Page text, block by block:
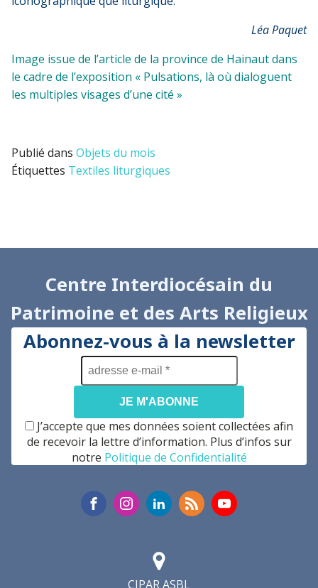
Léa Paquet
Image issue de l’article de la province de Hainaut dans
le cadre de l’exposition « Pulsations, là où dialoguent
les multiples visages d’une cité »
Publié dans Objets du mois
Étiquettes Textiles liturgiques
Centre Interdiocésain du
Patrimoine et des Arts Religieux
CIPAR ASBL
Abonnez-vous à la newsletter
adresse
e-
mail
*
J’accepte que mes données soient collectées afin
de recevoir la lettre d’information. Plus d’infos sur
notre Politique de Confidentialité